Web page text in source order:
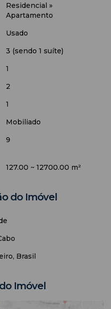
da SAUNA (reserva
Assim como, as demais
hidromassagem e salão de
Residencial »
Apartamento
Usado
3 (sendo 1 suíte)
1
2
1
Mobiliado
9
127.00 ~ 12700.00 m²
do Imóvel
Brasil
Imóvel